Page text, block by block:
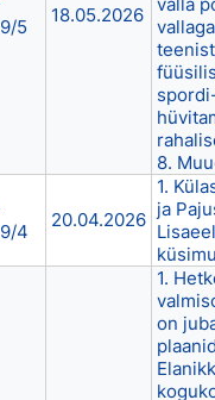
5
18.05.2026
8.
4
20.04.2026
1.
ja
1.
on